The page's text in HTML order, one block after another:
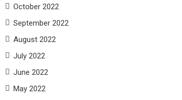
October 2022
September 2022
August 2022
July 2022
June 2022
May 2022